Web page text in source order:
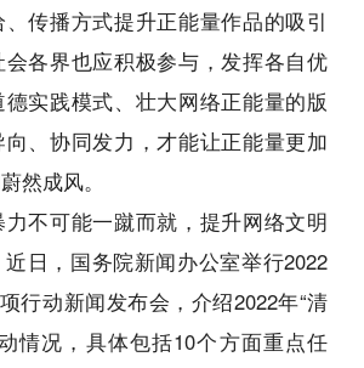
传播方式提升正能量作品的吸引
各界也应积极参与，发挥各自优
实践模式、壮大网络正能量的版
、协同发力，才能让正能量更加
然成风。
可能一蹴而就，提升网络文明
日，国务院新闻办公室举行2022
行动新闻发布会，介绍2022年“清
情况，具体包括10个方面重点任